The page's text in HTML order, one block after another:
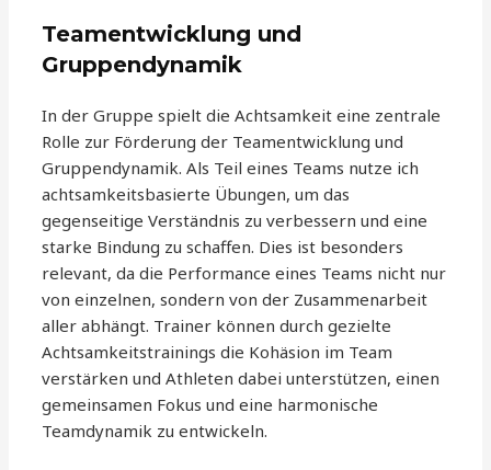
Teamentwicklung und
Gruppendynamik
In der Gruppe spielt die Achtsamkeit eine zentrale
Rolle zur Förderung der Teamentwicklung und
Gruppendynamik. Als Teil eines Teams nutze ich
achtsamkeitsbasierte Übungen, um das
gegenseitige Verständnis zu verbessern und eine
starke Bindung zu schaffen. Dies ist besonders
relevant, da die Performance eines Teams nicht nur
von einzelnen, sondern von der Zusammenarbeit
aller abhängt. Trainer können durch gezielte
Achtsamkeitstrainings die Kohäsion im Team
verstärken und Athleten dabei unterstützen, einen
gemeinsamen Fokus und eine harmonische
Teamdynamik zu entwickeln.